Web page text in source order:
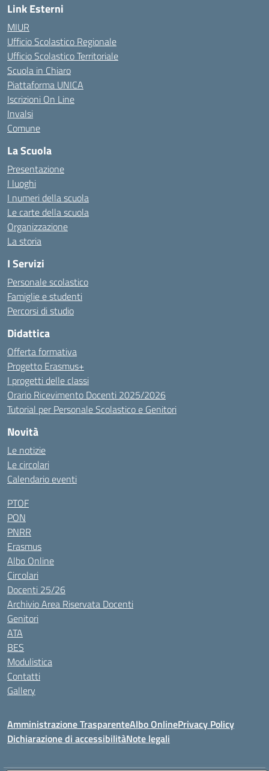
Link Esterni
MIUR
Ufficio Scolastico Regionale
Ufficio Scolastico Territoriale
Scuola in Chiaro
Piattaforma UNICA
Iscrizioni On Line
Invalsi
Comune
La Scuola
Presentazione
I luoghi
I numeri della scuola
Le carte della scuola
Organizzazione
La storia
I Servizi
Personale scolastico
Famiglie e studenti
Percorsi di studio
Didattica
Offerta formativa
Progetto Erasmus+
I progetti delle classi
Orario Ricevimento Docenti 2025/2026
Tutorial per Personale Scolastico e Genitori
Novità
Le notizie
Le circolari
Calendario eventi
PTOF
PON
PNRR
Erasmus
Albo Online
Circolari
Docenti 25/26
Archivio Area Riservata Docenti
Genitori
ATA
BES
Modulistica
Contatti
Gallery
Amministrazione TrasparenteAlbo OnlinePrivacy Policy
Dichiarazione di accessibilitàNote legali